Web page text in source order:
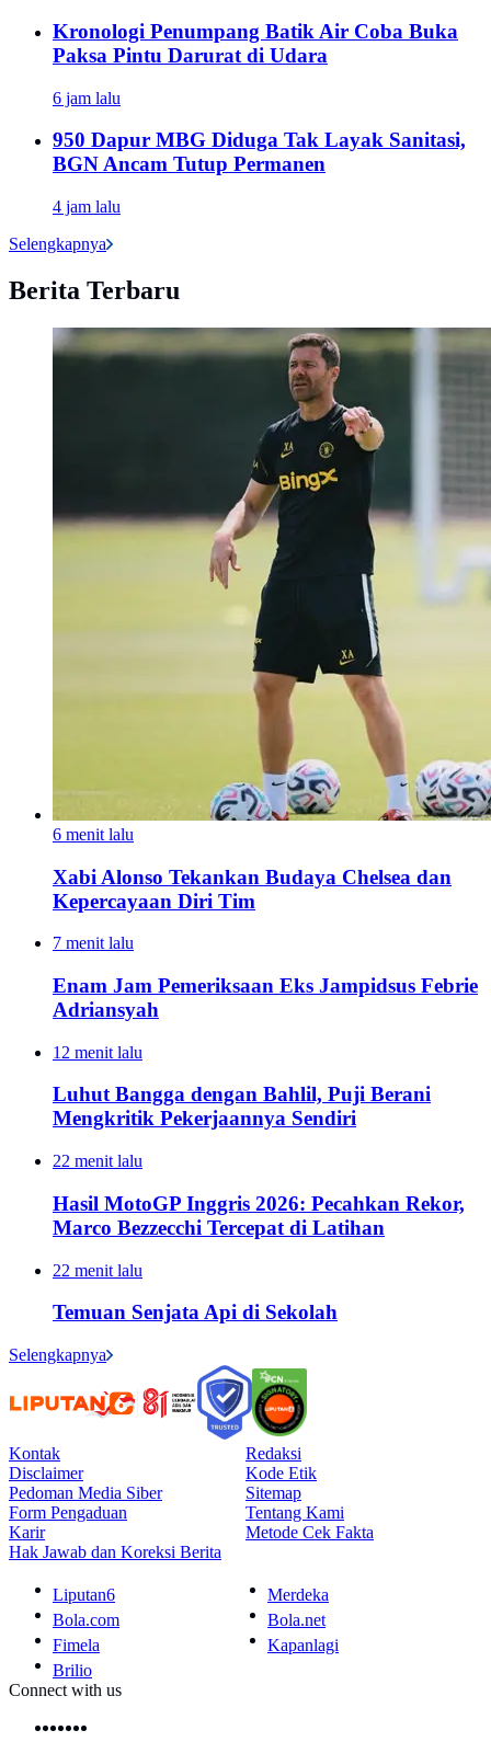
Kronologi Penumpang Batik Air Coba Buka
Paksa Pintu Darurat di Udara
6 jam lalu
950 Dapur MBG Diduga Tak Layak Sanitasi,
BGN Ancam Tutup Permanen
4 jam lalu
Selengkapnya
Berita Terbaru
6 menit lalu
Xabi Alonso Tekankan Budaya Chelsea dan
Kepercayaan Diri Tim
7 menit lalu
Enam Jam Pemeriksaan Eks Jampidsus Febrie
Adriansyah
12 menit lalu
Luhut Bangga dengan Bahlil, Puji Berani
Mengkritik Pekerjaannya Sendiri
22 menit lalu
Hasil MotoGP Inggris 2026: Pecahkan Rekor,
Marco Bezzecchi Tercepat di Latihan
22 menit lalu
Temuan Senjata Api di Sekolah
Selengkapnya
Kontak
Redaksi
Disclaimer
Kode Etik
Pedoman Media Siber
Sitemap
Form Pengaduan
Tentang Kami
Karir
Metode Cek Fakta
Hak Jawab dan Koreksi Berita
Liputan6
Merdeka
Bola.com
Bola.net
Fimela
Kapanlagi
Brilio
Connect with us